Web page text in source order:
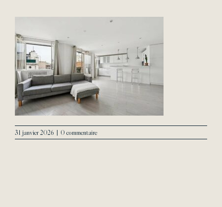
31 janvier 2026 | 0 commentaire